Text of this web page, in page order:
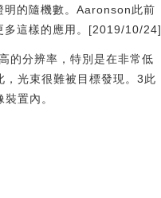
明的隨機數。Aaronson此前
多這樣的應用。[2019/10/24]
的分辨率，特別是在非常低
，光束很難被目標發現。3此
置內。